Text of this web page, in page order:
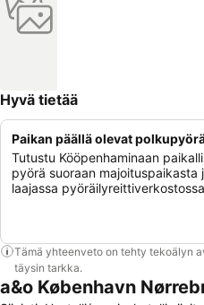
Hyvä tietää
Paikan päällä olevat
Tutustu Kööpenhaminaan
pyörä suoraan majoituspaikasta
laajassa
Tämä yhteenveto on tehty tekoälyn
täysin tarkka.
a&o København